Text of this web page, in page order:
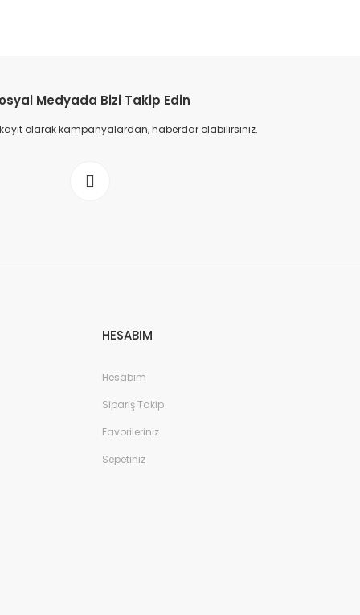
Medyada Bizi Takip Edin
olarak kampanyalardan, haberdar olabilirsiniz.
HESABIM
Hesabım
Sipariş Takip
Favorileriniz
Sepetiniz